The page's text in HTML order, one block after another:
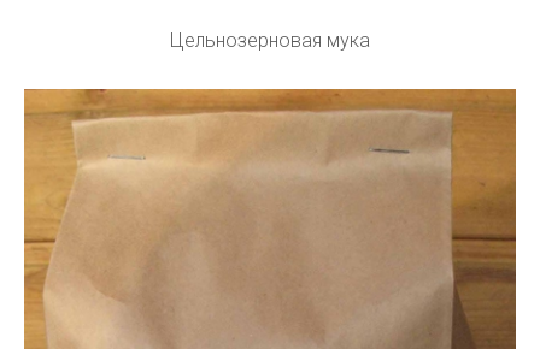
Цельнозерновая мука